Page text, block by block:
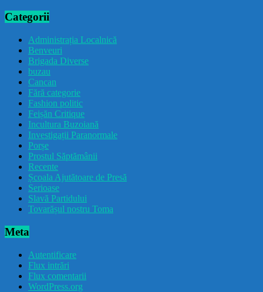
Categorii
Administrația Localnică
Benveuri
Brigada Diverse
buzau
Cancan
Fără categorie
Fashion politic
Feișăn Critique
Incultura Buzoiană
Investigații Paranormale
Porșe
Prostul Săptămânii
Recente
Școala Ajutătoare de Presă
Serioase
Slavă Partidului
Tovarășul nostru Toma
Meta
Autentificare
Flux intrări
Flux comentarii
WordPress.org